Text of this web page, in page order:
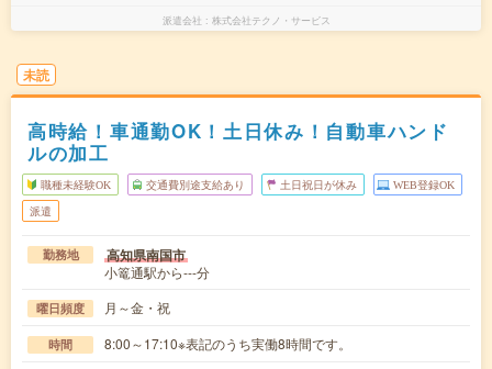
派遣会社 株式会社テクノ・サービス
未読
高時給！車通勤OK！土日休み！自動車ハンド
ルの加工
職種未経験OK 交通費別途支給あり 土日祝日が休み WEB登録OK
派遣
勤務地 高知県南国市
小篭通駅から---分
曜日頻度 月～金・祝
時間 8:00～17:10※表記のうち実働8時間です。